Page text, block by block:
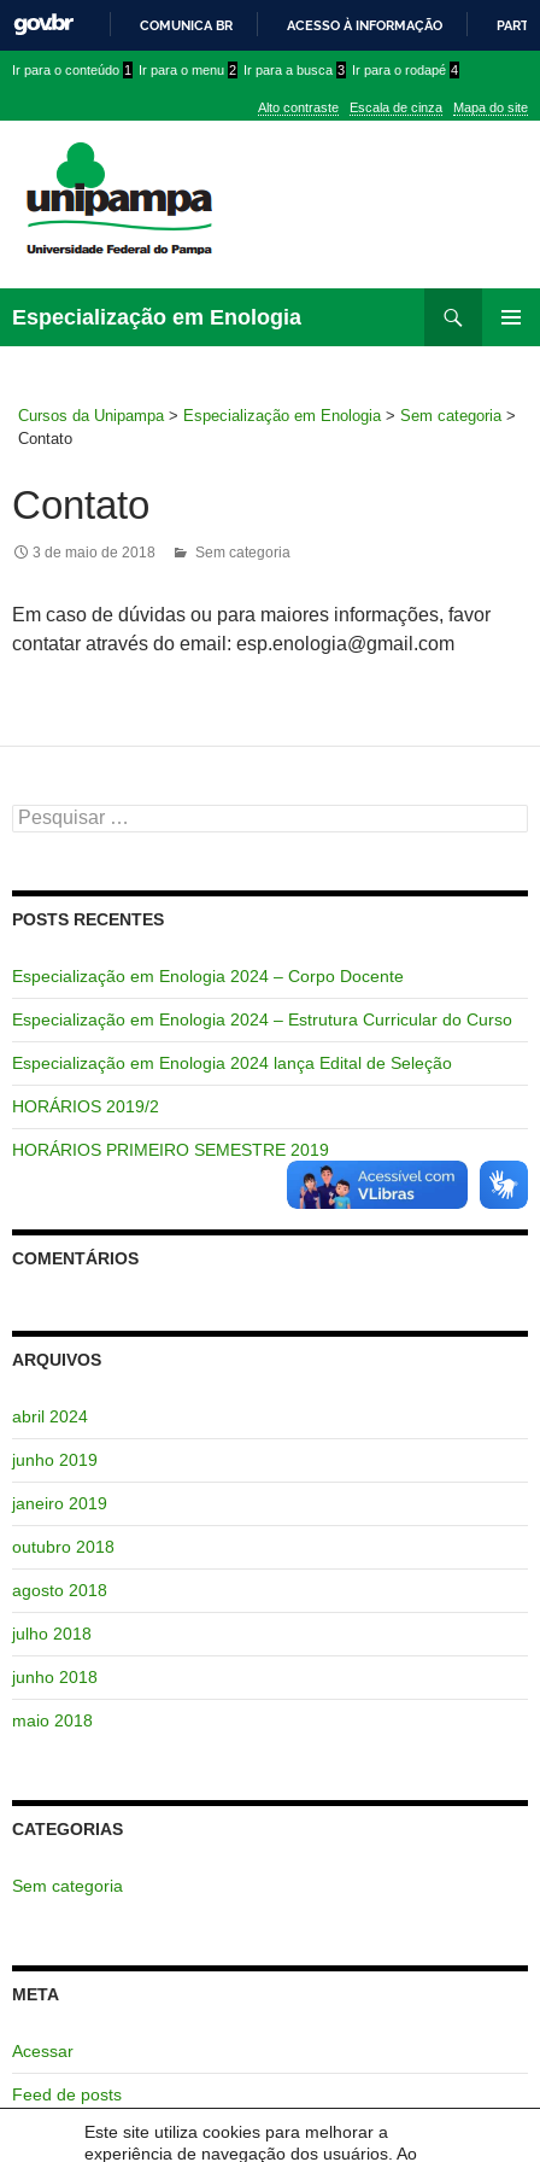
Este site utiliza cookies para melhorar a
experiência de navegação dos usuários. Ao
PARA
CONTEÚDO
COMUNICA BR ACESSO À INFORMAÇÃO
conteúdo
menu
superior
menu
Ir para o conteúdo 1 Ir para o menu 2 Ir para a busca 3 Ir para o rodapé 4
Alto contraste Escala de cinza Mapa do site
Especialização em Enologia
para
Cursos da Unipampa > Especialização em Enologia > Sem categoria >
Contato
Contato
3 de maio de 2018 Sem categoria
Em caso de dúvidas ou para maiores informações, favor
contatar através do email: esp.enologia@gmail.com
Pesquisar
por:
POSTS RECENTES
Especialização em Enologia 2024 – Corpo Docente
Especialização em Enologia 2024 – Estrutura Curricular do Curso
Especialização em Enologia 2024 lança Edital de Seleção
HORÁRIOS 2019/2
HORÁRIOS PRIMEIRO SEMESTRE 2019
COMENTÁRIOS
ARQUIVOS
abril 2024
junho 2019
janeiro 2019
outubro 2018
agosto 2018
julho 2018
junho 2018
maio 2018
CATEGORIAS
Sem categoria
META
Acessar
Feed de posts
Feed de comentários